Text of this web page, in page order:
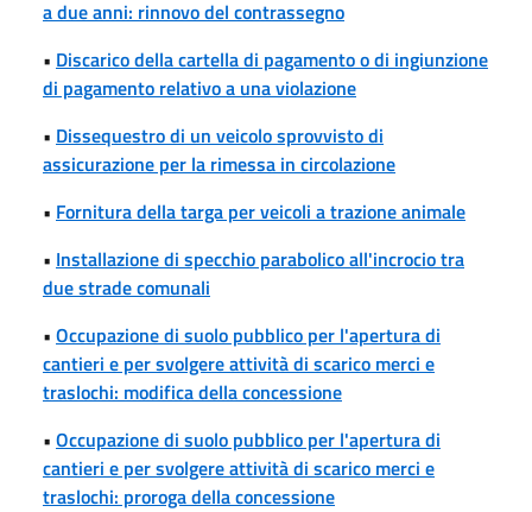
a due anni: rinnovo del contrassegno
• Discarico della cartella di pagamento o di ingiunzione
di pagamento relativo a una violazione
• Dissequestro di un veicolo sprovvisto di
assicurazione per la rimessa in circolazione
• Fornitura della targa per veicoli a trazione animale
• Installazione di specchio parabolico all'incrocio tra
due strade comunali
• Occupazione di suolo pubblico per l'apertura di
cantieri e per svolgere attività di scarico merci e
traslochi: modifica della concessione
• Occupazione di suolo pubblico per l'apertura di
cantieri e per svolgere attività di scarico merci e
traslochi: proroga della concessione